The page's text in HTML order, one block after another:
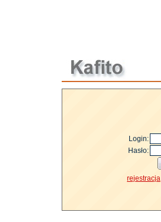
Login:
Hasło:
rejestracja